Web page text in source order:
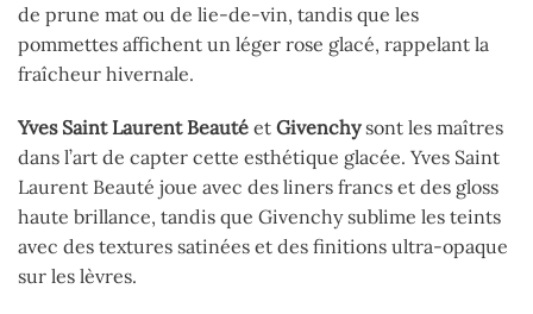
de prune mat ou de lie-de-vin, tandis que les
pommettes affichent un léger rose glacé, rappelant la
fraîcheur hivernale.
Yves Saint Laurent Beauté et Givenchysont les maîtres
dans l’art de capter cette esthétique glacée. Yves Saint
Laurent Beauté joue avec des liners francs et des gloss
haute brillance, tandis que Givenchy sublime les teints
avec des textures satinées et des finitions ultra-opaque
sur les lèvres.